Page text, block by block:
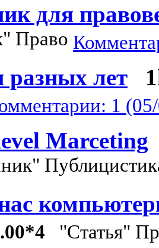
для
Право
разных лет
1
Marceting
"Статья"